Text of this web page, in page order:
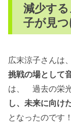
減少す
子が見つ
広末涼子さんは、
挑戦の場として
は、 過去の栄光
し、未来に向け
となったのです！